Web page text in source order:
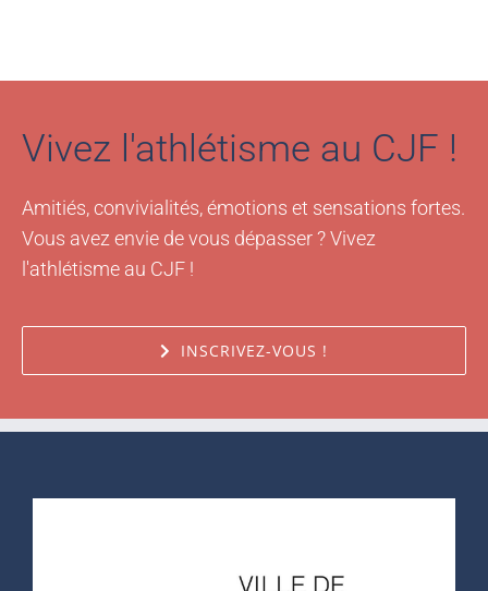
Vivez l'athlétisme au CJF !
Amitiés, convivialités, émotions et sensations fortes.
Vous avez envie de vous dépasser ? Vivez
l'athlétisme au CJF !
INSCRIVEZ-VOUS !